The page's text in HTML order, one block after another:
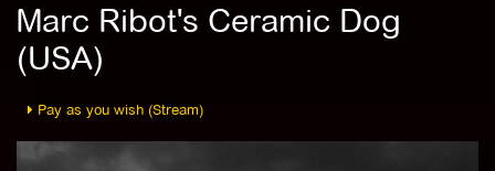
Marc Ribot's Ceramic Dog
(USA)
Pay as you wish (Stream)